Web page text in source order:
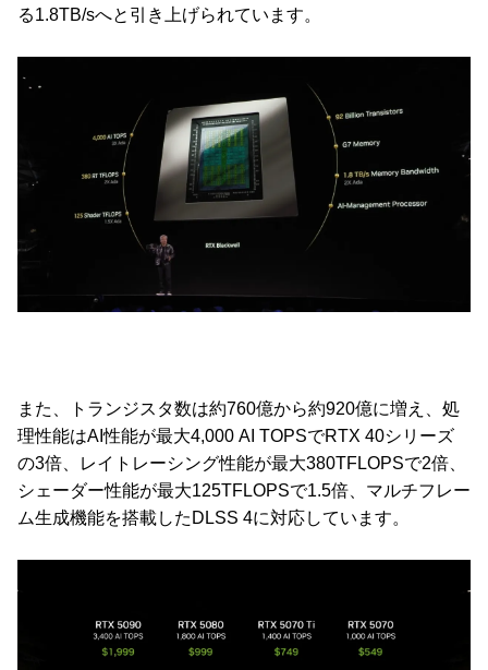
る1.8TB/sへと引き上げられています。
また、トランジスタ数は約760億から約920億に増え、処
理性能はAI性能が最大4,000 AI TOPSでRTX 40シリーズ
の3倍、レイトレーシング性能が最大380TFLOPSで2倍、
シェーダー性能が最大125TFLOPSで1.5倍、マルチフレー
ム生成機能を搭載したDLSS 4に対応しています。